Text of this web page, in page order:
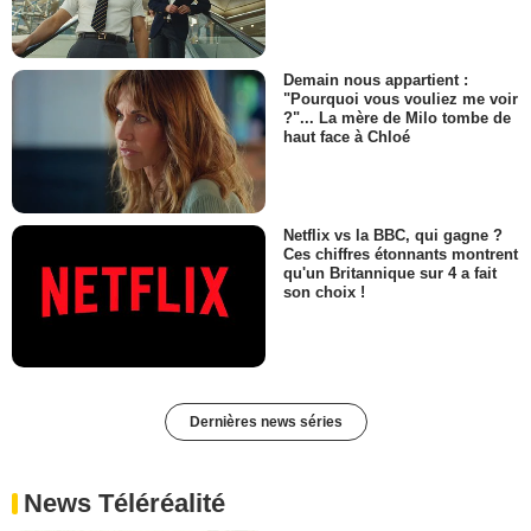
Demain nous appartient :
"Pourquoi vous vouliez me voir
?"... La mère de Milo tombe de
haut face à Chloé
Netflix vs la BBC, qui gagne ?
Ces chiffres étonnants montrent
qu'un Britannique sur 4 a fait
son choix !
Dernières news séries
News Téléréalité